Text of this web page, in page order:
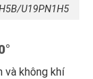
U19PN1H5
và không khí